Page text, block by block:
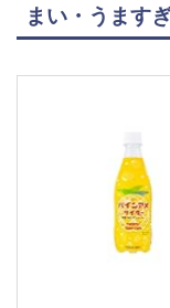
まい・うます